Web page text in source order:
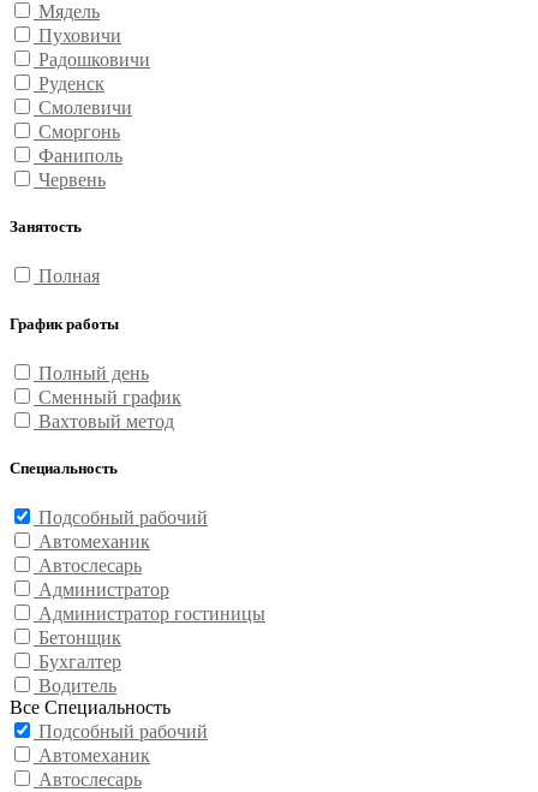
Мядель
Пуховичи
Радошковичи
Руденск
Смолевичи
Сморгонь
Фаниполь
Червень
Занятость
Полная
График работы
Полный день
Сменный график
Вахтовый метод
Специальность
Подсобный рабочий
Автомеханик
Автослесарь
Администратор
Администратор гостиницы
Бетонщик
Бухгалтер
Водитель
Все Специальность
Подсобный рабочий
Автомеханик
Автослесарь